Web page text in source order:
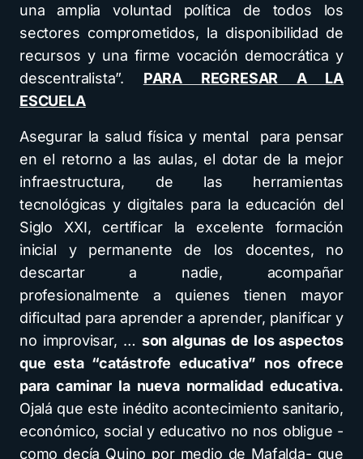
una amplia voluntad política de todos los
sectores comprometidos, la disponibilidad de
recursos y una firme vocación democrática y
descentralista”. PARA REGRESAR A LA
ESCUELA
Asegurar la salud física y mental para pensar
en el retorno a las aulas, el dotar de la mejor
infraestructura, de las herramientas
tecnológicas y digitales para la educación del
Siglo XXI, certificar la excelente formación
inicial y permanente de los docentes, no
descartar a nadie, acompañar
profesionalmente a quienes tienen mayor
dificultad para aprender a aprender, planificar y
no improvisar, … son algunas de los aspectos
que esta “catástrofe educativa” nos ofrece
para caminar la nueva normalidad educativa.
Ojalá que este inédito acontecimiento sanitario,
económico, social y educativo no nos obligue -
como decía Quino por medio de Mafalda- que